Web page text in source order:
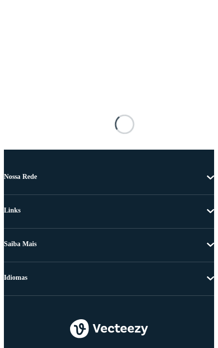
Nossa Rede
Links
Saiba Mais
Idiomas